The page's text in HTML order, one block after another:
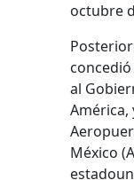
octubre
al
América,
México